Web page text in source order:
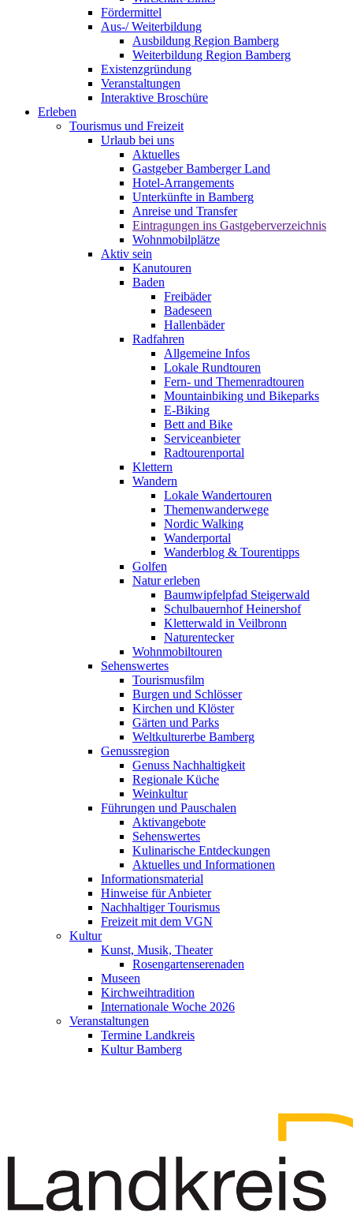
Fördermittel
Aus-/ Weiterbildung
Ausbildung Region Bamberg
Weiterbildung Region Bamberg
Existenzgründung
Veranstaltungen
Interaktive Broschüre
Erleben
Tourismus und Freizeit
Urlaub bei uns
Aktuelles
Gastgeber Bamberger Land
Hotel-Arrangements
Unterkünfte in Bamberg
Anreise und Transfer
Eintragungen ins Gastgeberverzeichnis
Wohnmobilplätze
Aktiv sein
Kanutouren
Baden
Freibäder
Badeseen
Hallenbäder
Radfahren
Allgemeine Infos
Lokale Rundtouren
Fern- und Themenradtouren
Mountainbiking und Bikeparks
E-Biking
Bett and Bike
Serviceanbieter
Radtourenportal
Klettern
Wandern
Lokale Wandertouren
Themenwanderwege
Nordic Walking
Wanderportal
Wanderblog & Tourentipps
Golfen
Natur erleben
Baumwipfelpfad Steigerwald
Schulbauernhof Heinershof
Kletterwald in Veilbronn
Naturentecker
Wohnmobiltouren
Sehenswertes
Tourismusfilm
Burgen und Schlösser
Kirchen und Klöster
Gärten und Parks
Weltkulturerbe Bamberg
Genussregion
Genuss Nachhaltigkeit
Regionale Küche
Weinkultur
Führungen und Pauschalen
Aktivangebote
Sehenswertes
Kulinarische Entdeckungen
Aktuelles und Informationen
Informationsmaterial
Hinweise für Anbieter
Nachhaltiger Tourismus
Freizeit mit dem VGN
Kultur
Kunst, Musik, Theater
Rosengartenserenaden
Museen
Kirchweihtradition
Internationale Woche 2026
Veranstaltungen
Termine Landkreis
Kultur Bamberg